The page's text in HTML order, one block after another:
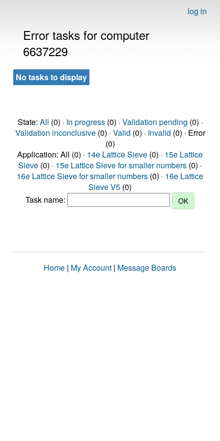
log in
Error tasks for computer
6637229
No tasks to display
State: All (0) · In progress(0) · Validation pending (0) ·
Validation inconclusive(0) · Valid (0) · Invalid (0) · Error
(0)
Application: All (0) · 14e Lattice Sieve (0) · 15e Lattice
Sieve (0) · 15e Lattice Sieve for smaller numbers (0) ·
16e Lattice Sieve for smaller numbers (0) · 16e Lattice
Sieve V5 (0)
Task name:
Home | My Account | Message Boards